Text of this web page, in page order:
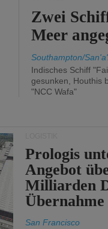
Zwei
Meer
Southampton/
Indisches Schiff
gesunken, Houthis
"NCC Wafa"
Prologis
Angebot
Milliarden
Übernahme
San Francisco